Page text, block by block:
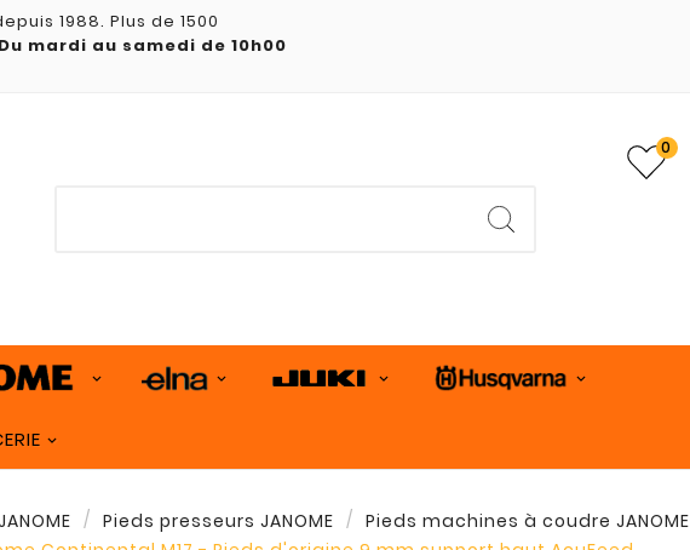
1988. Plus de 1500
Du mardi au samedi de 10h00
0
Pieds presseurs JANOME
Pieds machines à coudre JANOME